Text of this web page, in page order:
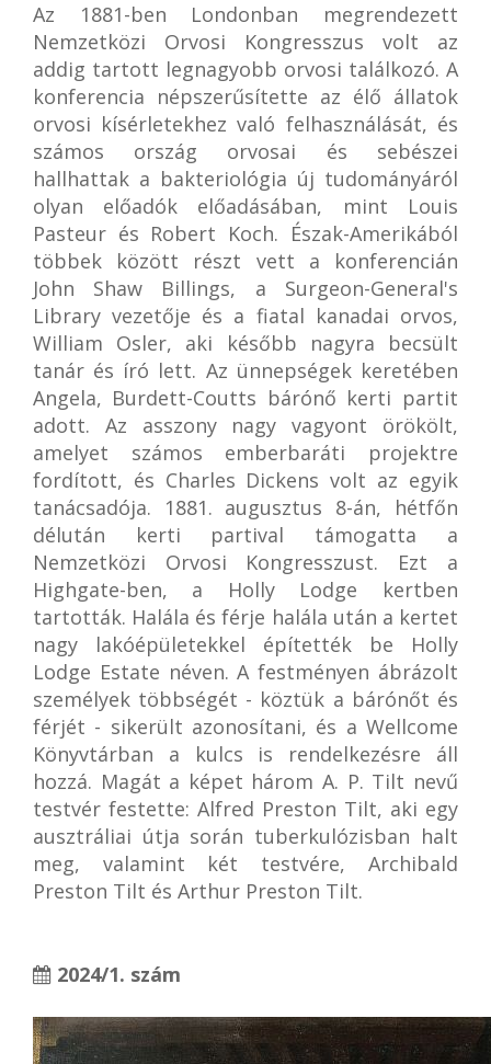
Az 1881-ben Londonban megrendezett
Nemzetközi Orvosi Kongresszus volt az
addig tartott legnagyobb orvosi találkozó. A
konferencia népszerűsítette az élő állatok
orvosi kísérletekhez való felhasználását, és
számos ország orvosai és sebészei
hallhattak a bakteriológia új tudományáról
olyan előadók előadásában, mint Louis
Pasteur és Robert Koch. Észak-Amerikából
többek között részt vett a konferencián
John Shaw Billings, a Surgeon-General's
Library vezetője és a fiatal kanadai orvos,
William Osler, aki később nagyra becsült
tanár és író lett. Az ünnepségek keretében
Angela, Burdett-Coutts bárónő kerti partit
adott. Az asszony nagy vagyont örökölt,
amelyet számos emberbaráti projektre
fordított, és Charles Dickens volt az egyik
tanácsadója. 1881. augusztus 8-án, hétfőn
délután kerti partival támogatta a
Nemzetközi Orvosi Kongresszust. Ezt a
Highgate-ben, a Holly Lodge kertben
tartották. Halála és férje halála után a kertet
nagy lakóépületekkel építették be Holly
Lodge Estate néven. A festményen ábrázolt
személyek többségét - köztük a bárónőt és
férjét - sikerült azonosítani, és a Wellcome
Könyvtárban a kulcs is rendelkezésre áll
hozzá. Magát a képet három A. P. Tilt nevű
testvér festette: Alfred Preston Tilt, aki egy
ausztráliai útja során tuberkulózisban halt
meg, valamint két testvére, Archibald
Preston Tilt és Arthur Preston Tilt.
2024/1. szám